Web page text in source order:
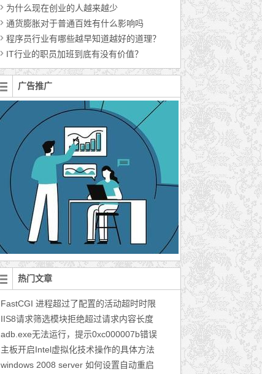
为什么现在创业的人越来越少
通货膨胀对于普通百姓有什么影响吗
程序员行业有哪些越早知道越好的道理？
IT行业的职员加班到底有没有价值？
广告推广
热门文章
FastCGI 进程超过了配置的活动超时时限
IIS8请求筛选模块拒绝超过请求内容长度
adb.exe无法运行，提示0xc000007b错误
主板开启Intel虚拟化技术操作的具体方法
windows 2008 server 如何设置自动重启